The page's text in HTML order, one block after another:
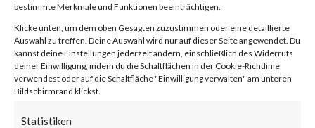
bestimmte Merkmale und Funktionen beeinträchtigen.
Klicke unten, um dem oben Gesagten zuzustimmen oder eine detaillierte
Auswahl zu treffen. Deine Auswahl wird nur auf dieser Seite angewendet. Du
kannst deine Einstellungen jederzeit ändern, einschließlich des Widerrufs
deiner Einwilligung, indem du die Schaltflächen in der Cookie-Richtlinie
verwendest oder auf die Schaltfläche "Einwilligung verwalten" am unteren
Bildschirmrand klickst.
Statistiken
Facebook 0
What is the Vulnerability?